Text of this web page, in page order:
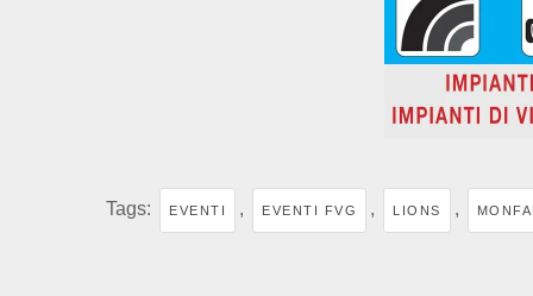
Tags: EVENTI , EVENTI FVG , LIONS ,